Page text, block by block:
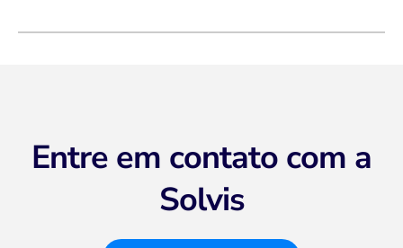
Entre em contato com a
Solvis